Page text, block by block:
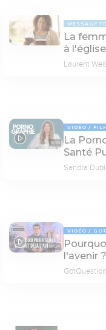
MESSAGE
La
à
Laurent
18:39
VIDÉO
La
Santé
Sandra Dubi
04:24
VIDÉO
l'avenir ?